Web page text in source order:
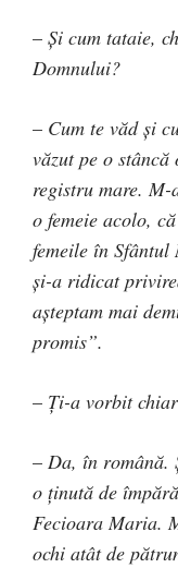
– Şi cum tataie,
Domnului?
– Cum te văd şi
văzut pe o
registru mare. M-
o femeie acolo,
femeile în Sfântul
şi-a ridicat
aşteptam mai
promis”.
– Ţi-a vorbit
– Da, în română.
o ţinută de
Fecioara Maria.
ochi atât de